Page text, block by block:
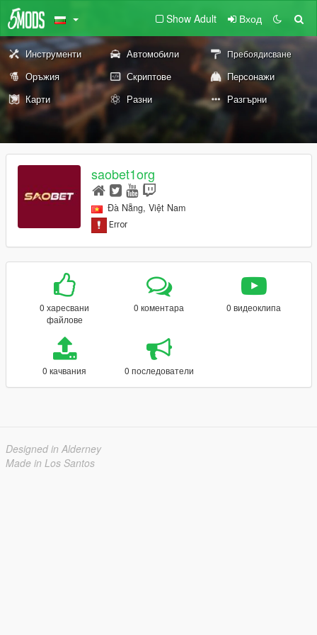
Show Adult Вход
Инструменти Автомобили Пребоядисване
Оръжия Скриптове
Персонажи
Карти
Разни Разгърни
saobet1org
Đà Nẵng, Việt Nam
0 харесвани
файлове
0 коментара 0 видеоклипа
0 качвания 0 последователи
Designed in Alderney
Made in Los Santos